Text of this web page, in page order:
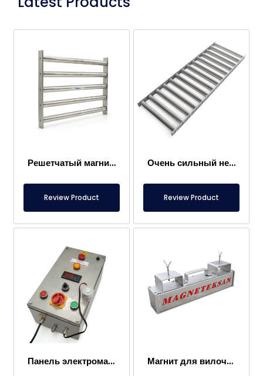
Решетчатый магнит 300×400 мм, притягивающий металлы в пищевых продуктах
Review Product
Очень сильный неодимовый решетчатый магнит 1000×300 мм
Review Product
Панель электромагнита Магнит для вилочного погрузчика – Полностью из нержавеющей стали – Эффективное расстояние 10 см – Легкое высвобождение с ручкой